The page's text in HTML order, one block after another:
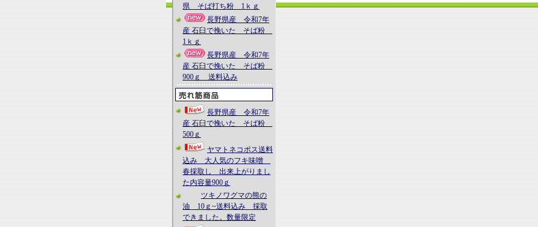
県 そば打ち粉 1ｋｇ
長野県産 令和7年
産 石臼で挽いた そば粉
1ｋｇ
長野県産 令和7年
産 石臼で挽いた そば粉
900ｇ 送料込み
長野県産 令和7年
産 石臼で挽いた そば粉
500ｇ
ヤマトネコポス送料
込み 大人気のフキ味噌
春採取し 出来上がりまし
た内容量900ｇ
ツキノワグマの熊の
油 10ｇ~送料込み 採取
できました。数量限定